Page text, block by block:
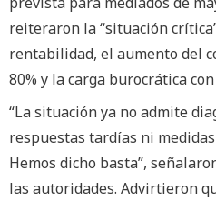
reiteraron la “situación
rentabilidad, el aumento del
80% y la carga burocrática
“La situación ya no admite
respuestas tardías ni
Hemos dicho basta”,
las autoridades. Advirtieron